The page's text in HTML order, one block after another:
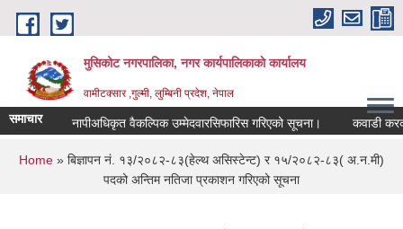
Skip to main content
मुसिकोट नगरपालिका, नगर कार्यपालिकाकाे कार्यालय
वामीटक्सार ,गुल्मी, लुम्बिनी प्रदेश, नेपाल
समाचार नापीअधिकृत वैकल्पिक उम्मेदवारसिफारिस गरिएको सूचना। कवाडी करको
You are here
Home » बिज्ञापन नं. १३/२०८२-८३(हेल्थ असिस्टेन्ट) र १५/२०८२-८३( अ.न.मी)
पदको अन्तिम नतिजा प्रकाशन गरिएको सूचना